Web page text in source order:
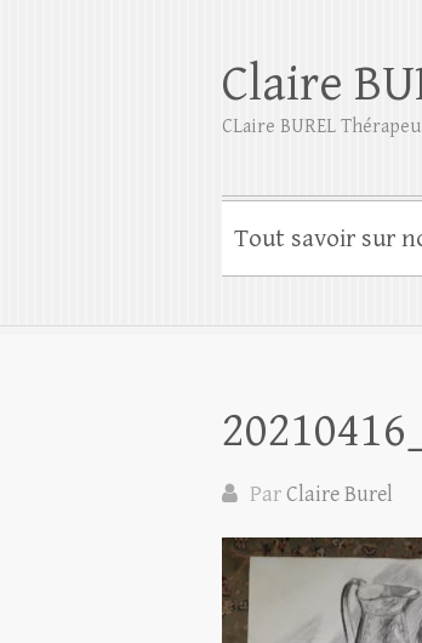
Claire
CLaire BUREL
Tout savoir sur
ParClaire Burel